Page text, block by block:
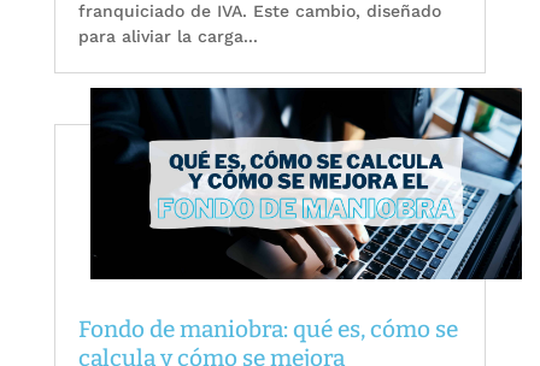
franquiciado de IVA. Este cambio, diseñado
para aliviar la carga...
Fondo de maniobra: qué es, cómo se
calcula y cómo se mejora